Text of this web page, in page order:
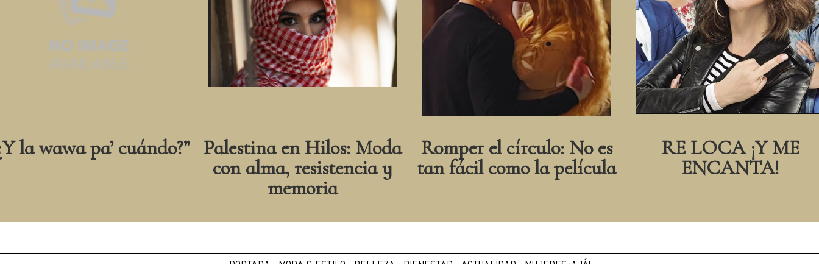
la wawa pa’ cuándo?”
Palestina en Hilos: Moda
con alma, resistencia y
memoria
Romper el círculo: No es
tan fácil como la película
RE LOCA ¡Y ME
ENCANTA!
PORTADA MODA & ESTILO BELLEZA BIENESTAR ACTUALIDAD MUJERES ¡AJÁ!